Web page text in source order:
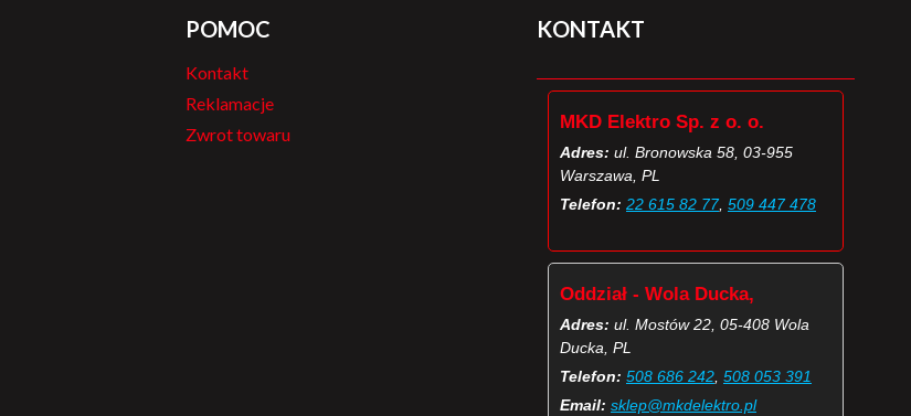
POMOC
Kontakt
Reklamacje
Zwrot towaru
KONTAKT
MKD Elektro Sp. z o. o.
Adres: ul. Bronowska 58, 03-955
Warszawa, PL
Telefon: 22 615 82 77, 509 447 478
Oddział - Wola Ducka,
Adres: ul. Mostów 22, 05-408 Wola
Ducka, PL
Telefon: 508 686 242, 508 053 391
Email: sklep@mkdelektro.pl